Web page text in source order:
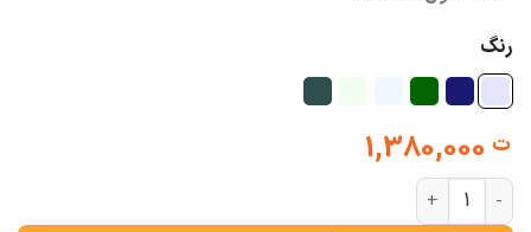
رنگ
ت1,380,000
شومیز گره ای لیلیوم عدد